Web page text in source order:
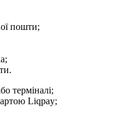
пошти;
терміналі;
Liqpay;